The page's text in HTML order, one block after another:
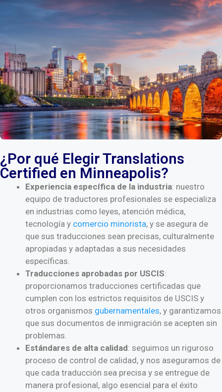
¿Por qué Elegir Translations
Certified en Minneapolis?
Experiencia específica de la industria: nuestro
equipo de traductores profesionales se especializa
en industrias como leyes, atención médica,
tecnología y comercio minorista, y se asegura de
que sus traducciones sean precisas, culturalmente
apropiadas y adaptadas a sus necesidades
específicas.
Traducciones aprobadas por USCIS:
proporcionamos traducciones certificadas que
cumplen con los estrictos requisitos de USCIS y
otros organismos gubernamentales, y garantizamos
que sus documentos de inmigración se acepten sin
problemas.
Estándares de alta calidad: seguimos un riguroso
proceso de control de calidad, y nos aseguramos de
que cada traducción sea precisa y se entregue de
manera profesional, algo esencial para el éxito